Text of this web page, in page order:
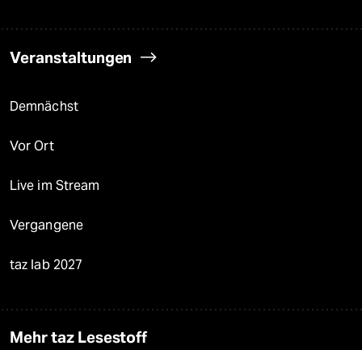
Veranstaltungen
Demnächst
Vor Ort
Live im Stream
Vergangene
taz lab 2027
Mehr taz Lesestoff